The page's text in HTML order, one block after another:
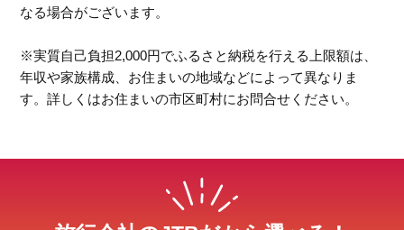
なる場合がございます。
※実質自己負担2,000円でふるさと納税を行える上限額は、
年収や家族構成、お住まいの地域などによって異なりま
す。詳しくはお住まいの市区町村にお問合せください。